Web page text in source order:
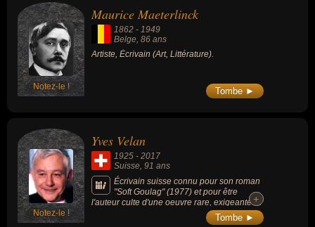
Notez-le !
Maurice Maeterlinck
1862 - 1949
Belge, 86 ans
Artiste, Écrivain (Art, Littérature).
Tombe ►
Notez-le !
Yves Velan
1925 - 2017
Suisse, 91 ans
Écrivain suisse connu pour son roman
"Soft Goulag" (1977) et pour être
l'auteur culte d'une oeuvre rare, exigeante et
+
+
Tombe ►